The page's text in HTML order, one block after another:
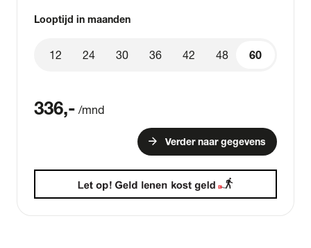
Looptijd in maanden
60
12 24 30 36 42 48 60
336,- /mnd
arrow_forward Verder naar gegevens